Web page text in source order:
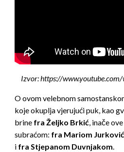
Izvor: https://
O ovom velebnom
koje okuplja vjerujući puk, kao
brine fra Željko Brkić, inače
subraćom: fra Mariom
i fra Stjepanom Duvnjakom.